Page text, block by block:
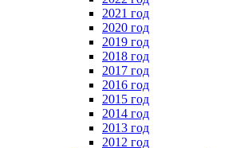
2021 год
2020 год
2019 год
2018 год
2017 год
2016 год
2015 год
2014 год
2013 год
2012 год